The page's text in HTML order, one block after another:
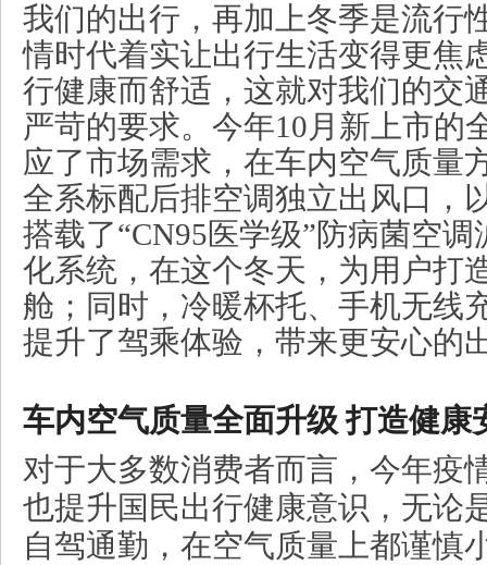
我们的出行，再加上冬季是流行
情时代着实让出行生活变得更焦
行健康而舒适，这就对我们的交
严苛的要求。今年10月新上市的
应了市场需求，在车内空气质量
全系标配后排空调独立出风口，
搭载了“CN95医学级”防病菌空
化系统，在这个冬天，为用户打
舱；同时，冷暖杯托、手机无线
提升了驾乘体验，带来更安心的
车内空气质量全面升级 打造健康
对于大多数消费者而言，今年疫
也提升国民出行健康意识，无论
自驾通勤，在空气质量上都谨慎